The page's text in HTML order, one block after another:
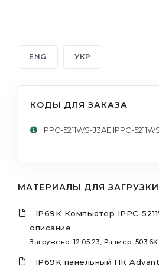
ENG УКР
КОДЫ ДЛЯ ЗАКАЗА
IPPC-5211WS-J3AE;IPPC-
МАТЕРИАЛЫ ДЛЯ ЗАГРУЗКИ
IP69K Компьютер IPPC-
описание
Загружено: 12.05.23, Размер: 503.6K
IP69K панельный ПК